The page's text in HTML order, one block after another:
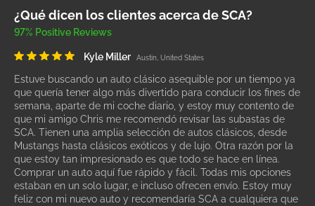
¿Qué dicen los clientes acerca de SCA?
97% Positive Reviews
Kyle Miller Austin, United States
Estuve buscando un auto clásico asequible por un tiempo ya
que quería tener algo más divertido para conducir los fines de
semana, aparte de mi coche diario, y estoy muy contento de
que mi amigo Chris me recomendó revisar las subastas de
SCA. Tienen una amplia selección de autos clásicos, desde
Mustangs hasta clásicos exóticos y de lujo. Otra razón por la
que estoy tan impresionado es que todo se hace en línea.
Comprar un auto aquí fue rápido y fácil. Todas mis opciones
estaban en un solo lugar, e incluso ofrecen envío. Estoy muy
feliz con mi nuevo auto y recomendaría SCA a cualquiera que